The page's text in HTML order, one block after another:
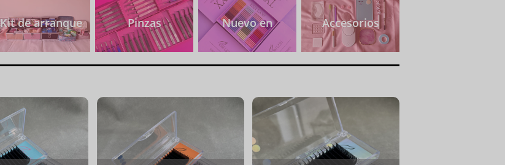
Kit de arranque Pinzas Nuevo en Accesorios